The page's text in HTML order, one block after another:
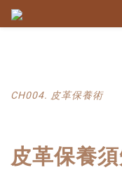
CH004. 皮革保養術
皮革保養